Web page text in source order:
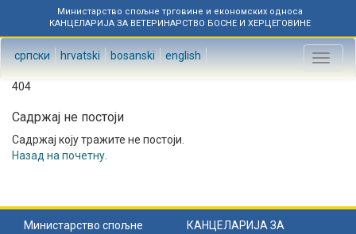
Министарство спољне трговине и економских односа
КАНЦЕЛАРИЈА ЗА ВЕТЕРИНАРСТВО БОСНЕ И ХЕРЦЕГОВИНЕ
српски hrvatski bosanski english
Toggle
404
Садржај не постоји
Садржај коју тражите не постоји.
Назад на почетну
Министарство спољне
КАНЦЕЛАРИЈА ЗА